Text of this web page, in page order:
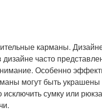
карманы.
часто
Особенно
могут быть
сумку или